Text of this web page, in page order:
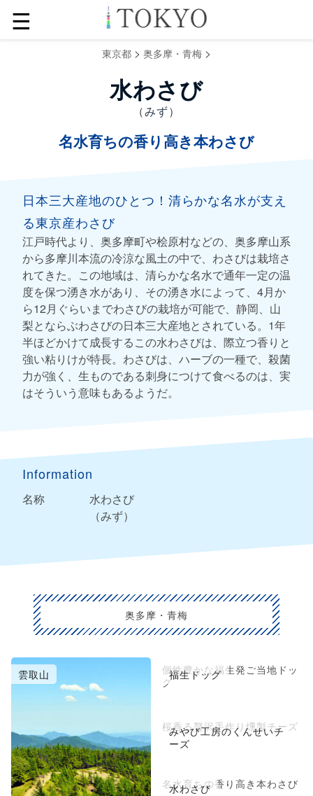
☰
東京都 > 奥多摩・青梅 >
水わさび
（みず）
名水育ちの香り高き本わさび
日本三大産地のひとつ！清らかな名水が支え
る東京産わさび
江戸時代より、奥多摩町や桧原村などの、奥多摩山系
から多摩川本流の冷涼な風土の中で、わさびは栽培さ
れてきた。この地域は、清らかな名水で通年一定の温
度を保つ湧き水があり、その湧き水によって、4月か
ら12月ぐらいまでわさびの栽培が可能で、静岡、山
梨とならぶわさびの日本三大産地とされている。1年
半ほどかけて成長するこの水わさびは、際立つ香りと
強い粘りけが特長。わさびは、ハーブの一種で、殺菌
力が強く、生ものである刺身につけて食べるのは、実
はそういう意味もあるようだ。
Information
名称
水わさび
（みず）
奥多摩・青梅
雲取山 福生ドッグ
個性豊かな福生発ご当地ドッ
グ
みやび工房のくんせいチ
ーズ
桜香る贅沢手作り燻製チーズ
水わさび
名水育ちの香り高き本わさび